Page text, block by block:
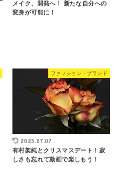
メイク、開発へ！ 新たな自分への
変身が可能に！
ファッション・ブランド
2023.07.07
有村架純とクリスマスデート！寂
しさも忘れて動画で楽しもう！